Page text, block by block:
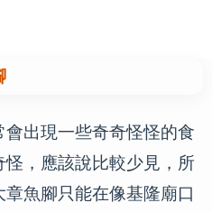
出現一些奇奇怪怪的食
，應該說比較少見，所
魚腳只能在像基隆廟口